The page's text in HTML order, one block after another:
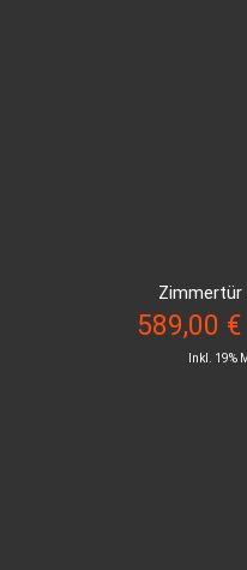
Zimmertür
589,00 €
Inkl. 19%